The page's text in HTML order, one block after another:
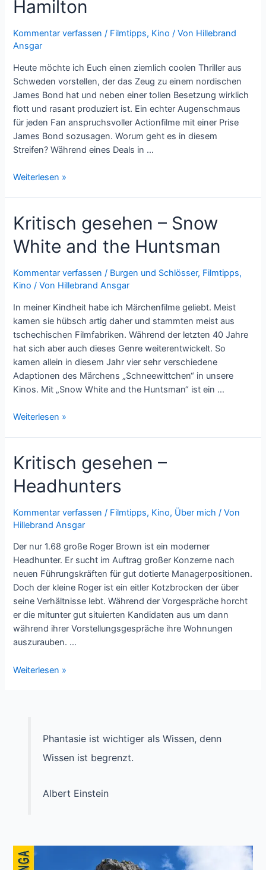
Light
Day
Hamilton
Kommentar verfassen / Filmtipps, Kino / Von Hillebrand
Ansgar
Heute möchte ich Euch einen ziemlich coolen Thriller aus
Schweden vorstellen, der das Zeug zu einem nordischen
James Bond hat und neben einer tollen Besetzung wirklich
flott und rasant produziert ist. Ein echter Augenschmaus
für jeden Fan anspruchsvoller Actionfilme mit einer Prise
James Bond sozusagen. Worum geht es in diesem
Streifen? Während eines Deals in …
Kritisch
Agent
Hamilton
Weiterlesen »
Kritisch gesehen – Snow
White and the Huntsman
Kommentar verfassen / Burgen und Schlösser, Filmtipps,
Kino / Von Hillebrand Ansgar
In meiner Kindheit habe ich Märchenfilme geliebt. Meist
kamen sie hübsch artig daher und stammten meist aus
tschechischen Filmfabriken. Während der letzten 40 Jahre
hat sich aber auch dieses Genre weiterentwickelt. So
kamen allein in diesem Jahr vier sehr verschiedene
Adaptionen des Märchens „Schneewittchen“ in unsere
Kinos. Mit „Snow White and the Huntsman“ ist ein …
Kritisch
Snow
White
and
Huntsman
Weiterlesen »
Kritisch gesehen –
Headhunters
Kommentar verfassen / Filmtipps, Kino, Über mich / Von
Hillebrand Ansgar
Der nur 1.68 große Roger Brown ist ein moderner
Headhunter. Er sucht im Auftrag großer Konzerne nach
neuen Führungskräften für gut dotierte Managerpositionen.
Doch der kleine Roger ist ein eitler Kotzbrocken der über
seine Verhältnisse lebt. Während der Vorgespräche horcht
er die mitunter gut situierten Kandidaten aus um dann
während ihrer Vorstellungsgespräche ihre Wohnungen
auszurauben. …
Kritisch
Weiterlesen »
Phantasie ist wichtiger als Wissen, denn
Wissen ist begrenzt.
Albert Einstein